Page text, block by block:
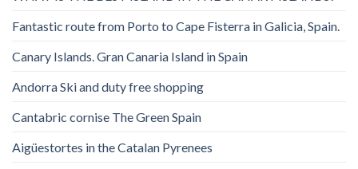
Fantastic route from Porto to Cape Fisterra in Galicia, Spain.
Canary Islands. Gran Canaria Island in Spain
Andorra Ski and duty free shopping
Cantabric cornise The Green Spain
Aigüestortes in the Catalan Pyrenees